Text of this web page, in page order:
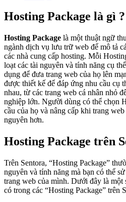
Hosting Package là gì ?
Hosting Package là một thuật ngữ
ngành dịch vụ lưu trữ web để mô tả
các nhà cung cấp hosting. Mỗi
loạt các tài nguyên và tính năng cụ
dụng để đưa trang web của họ lên
được thiết kế để đáp ứng nhu cầu cụ
nhau, từ các trang web cá nhân nhỏ
nghiệp lớn. Người dùng có thể chọn
cầu của họ và nâng cấp khi trang
nguyên hơn.
Hosting Package trên
Trên Sentora, “Hosting Package”
nguyên và tính năng mà bạn có thể
trang web của mình. Dưới đây là một
có trong các “Hosting Package” trên